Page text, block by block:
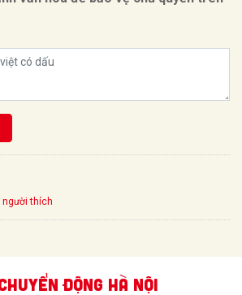
người thích
động Hà Nội